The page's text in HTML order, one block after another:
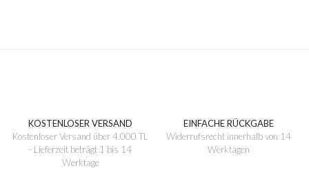
KOSTENLOSER VERSAND
Kostenloser Versand über 4.000 TL
- Lieferzeit beträgt 1 bis 14
Werktage
EINFACHE RÜCKGABE
Widerrufsrecht innerhalb von 14
Werktagen